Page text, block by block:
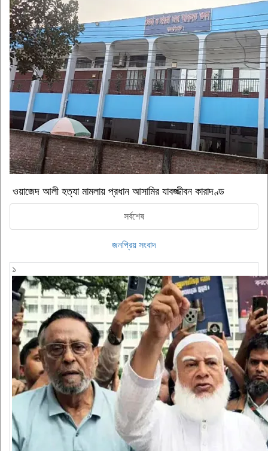
ওয়াজেদ আলী হত্যা মামলায় প্রধান আসামির যাবজ্জীবন কারাদণ্ড
সর্বশেষ
জনপ্রিয় সংবাদ
১